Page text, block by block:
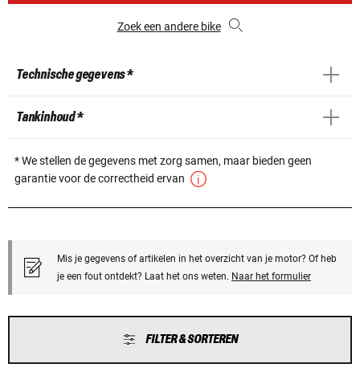
Zoek een andere bike
Technische gegevens *
Tankinhoud *
* We stellen de gegevens met zorg samen, maar bieden geen
garantie voor de correctheid ervan
Mis je gegevens of artikelen in het overzicht van je motor? Of heb
je een fout ontdekt? Laat het ons weten. Naar het formulier
FILTER & SORTEREN